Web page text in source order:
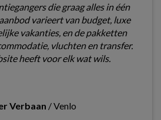
die graag alles in één
varieert van budget, luxe
vakanties, en de pakketten
vluchten en transfer.
heeft voor elk wat wils.
Verbaan /Venlo